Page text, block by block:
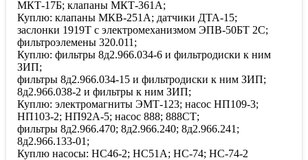
МКТ-17Б; клапаны МКТ-361А;
Куплю: клапаны МКВ-251А; датчики ДТА-15;
заслонки 1919Т с электромеханизмом ЭПВ-50БТ 2С;
фильтроэлемены 320.011;
Куплю: фильтры 8д2.966.034-6 и фильтродиски к ним
ЗИП;
фильтры 8д2.966.034-15 и фильтродиски к ним ЗИП;
8д2.966.038-2 и фильтры к ним ЗИП;
Куплю: электромагниты ЭМТ-123; насос НП109-3;
НП103-2; НП92А-5; насос 888; 888СТ;
фильтры 8д2.966.470; 8д2.966.240; 8д2.966.241;
8д2.966.133-01;
Куплю насосы: НС46-2; НС51А; НС-74; НС-74-2